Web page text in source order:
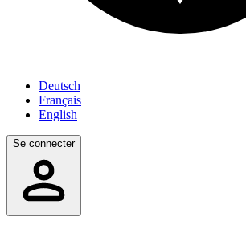
Deutsch
Français
English
Se connecter